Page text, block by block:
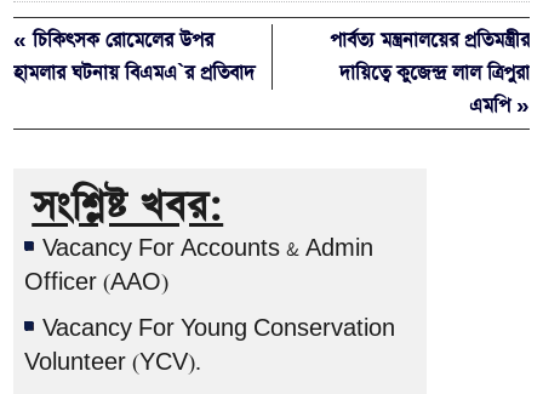
« চিকিৎসক রোমেলের উপর
হামলার ঘটনায় বিএমএ`র প্রতিবাদ
পার্বত্য মন্ত্রনালয়ের প্রতিমন্ত্রীর
দায়িত্বে কুজেন্দ্র লাল ত্রিপুরা
এমপি »
সংশ্লিষ্ট খবর:
Vacancy For Accounts & Admin
Officer (AAO)
Vacancy For Young Conservation
Volunteer (YCV).